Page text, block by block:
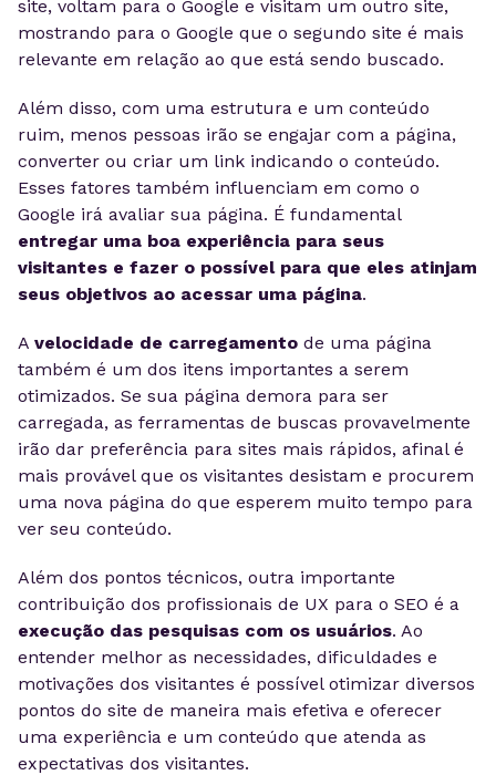
site, voltam para o Google e visitam um outro site,
mostrando para o Google que o segundo site é mais
relevante em relação ao que está sendo buscado.
Além disso, com uma estrutura e um conteúdo
ruim, menos pessoas irão se engajar com a página,
converter ou criar um link indicando o conteúdo.
Esses fatores também influenciam em como o
Google irá avaliar sua página. É fundamental
entregar uma boa experiência para seus
visitantes e fazer o possível para que eles atinjam
seus objetivos ao acessar uma página.
A velocidade de carregamento de uma página
também é um dos itens importantes a serem
otimizados. Se sua página demora para ser
carregada, as ferramentas de buscas provavelmente
irão dar preferência para sites mais rápidos, afinal é
mais provável que os visitantes desistam e procurem
uma nova página do que esperem muito tempo para
ver seu conteúdo.
Além dos pontos técnicos, outra importante
contribuição dos profissionais de UX para o SEO é a
execução das pesquisas com os usuários. Ao
entender melhor as necessidades, dificuldades e
motivações dos visitantes é possível otimizar diversos
pontos do site de maneira mais efetiva e oferecer
uma experiência e um conteúdo que atenda as
expectativas dos visitantes.